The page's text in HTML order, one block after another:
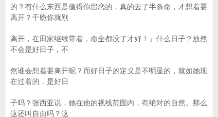
的？有什么东西是值得你留恋的，真的去了半条命，才想着要
离开？干脆你就别
离开，在田家继续带着，命全都没了才好！」什么日子？放然
不会是好日子，不
然谁会想着要离开呢？而好日子的定义是不明显的，就如她现
在过着的，是好日
子吗？张西亚说，她在他的视线范围内，有绝对的自然。那么
这还叫自由吗？这